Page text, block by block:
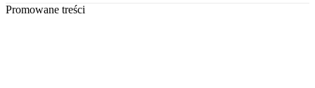
Promowane treści